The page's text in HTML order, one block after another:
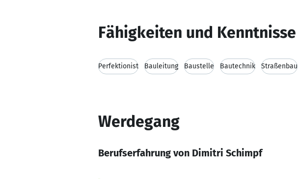
Fähigkeiten und Kenntnisse
Perfektionist Bauleitung Baustelle Bautechnik Straßenbau
Werdegang
Berufserfahrung von Dimitri Schimpf